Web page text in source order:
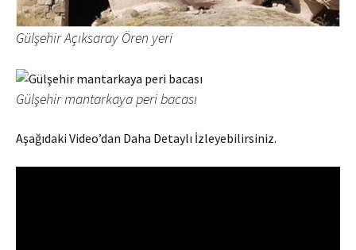
Gülşehir Açıksaray Ören yeri
Gülşehir mantarkaya peri bacası
Aşağıdaki Video’dan Daha Detaylı İzleyebilirsiniz.